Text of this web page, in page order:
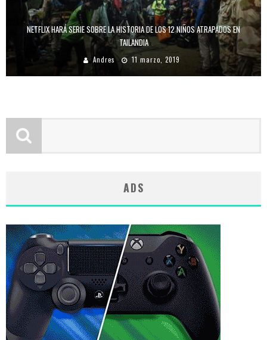
NETFLIX HARÁ SERIE SOBRE LA HISTORIA DE LOS 12 NIÑOS ATRAPADOS EN
TAILANDIA
Andres 11 marzo, 2019
ADS